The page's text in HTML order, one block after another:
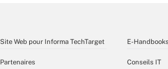
Site Web pour Informa TechTarget
Partenaires
E-
Conseils IT